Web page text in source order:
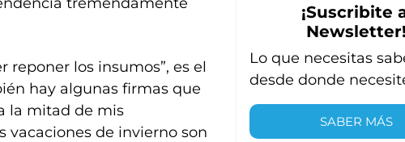
reponer los insumos”, es el
hay algunas firmas que
la mitad de mis
vacaciones de invierno son
¡Suscribite
Newsletter!
Lo que necesitas
desde donde
SABER MÁS